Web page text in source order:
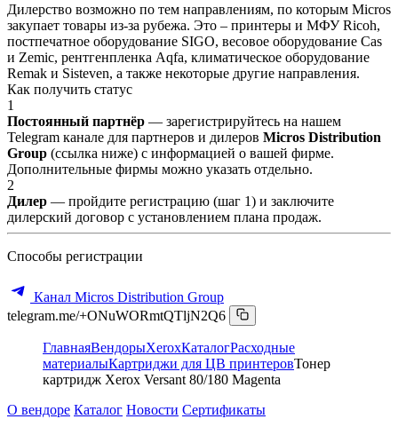
Дилерство возможно по тем направлениям, по которым Micros
закупает товары из-за рубежа. Это – принтеры и МФУ Ricoh,
постпечатное оборудование SIGO, весовое оборудование Cas
и Zemic, рентгенпленка Aqfa, климатическое оборудование
Remak и Sisteven, а также некоторые другие направления.
Как получить статус
1
Постоянный партнёр — зарегистрируйтесь на нашем
Telegram канале для партнеров и дилеров Micros Distribution
Group (ссылка ниже) с информацией о вашей фирме.
Дополнительные фирмы можно указать отдельно.
2
Дилер — пройдите регистрацию (шаг 1) и заключите
дилерский договор с установлением плана продаж.
Способы регистрации
Канал Micros Distribution Group
telegram.me/+ONuWORmtQTljN2Q6
ГлавнаяВендорыXeroxКаталогРасходные
материалыКартриджи для ЦВ принтеровТонер
картридж Xerox Versant 80/180 Magenta
О вендоре Каталог Новости Сертификаты